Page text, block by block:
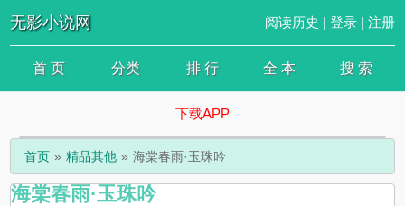
无影小说网 阅读历史 | 登录| 注册
首 页 分类 排 行 全 本 搜 索
下载APP
首页 精品其他 海棠春雨·玉珠吟
海棠春雨·玉珠吟